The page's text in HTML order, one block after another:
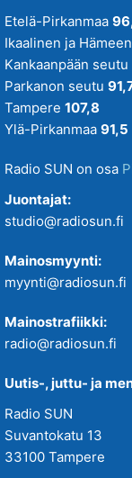
Etelä-Pirkanmaa
Ikaalinen ja
Kankaanpään seutu
Parkanon seutu
Tampere 107,8
Ylä-Pirkanmaa 91,5
Radio SUN on osa
Juontajat:
studio@radiosun.fi
Mainosmyynti:
myynti@radiosun.fi
Mainostrafiikki:
radio@radiosun.fi
Uutis-, juttu- ja
Radio SUN
Suvantokatu 13
33100 Tampere